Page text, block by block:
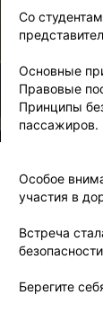
Со
Основные
Правовые
Принципы
пассажиров.
Особое
участия в
Встреча
Берегите